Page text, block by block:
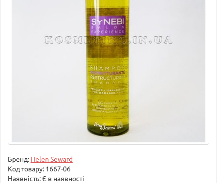
Бренд: Helen Seward
Код товару: 1667-06
Наявність: Є в наявності